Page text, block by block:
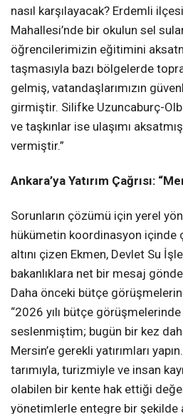
nasıl karşılayacak? Erdemli
Mahallesi’nde bir okulun sel
öğrencilerimizin eğitimini
taşmasıyla bazı bölgelerde
gelmiş, vatandaşlarımızın
girmiştir. Silifke Uzuncaburç-
ve taşkınlar ise ulaşımı
vermiştir.”
Ankara’ya Yatırım Çağrısı:
Sorunların çözümü için yerel
hükümetin koordinasyon içinde
altını çizen Ekmen, Devlet Su
bakanlıklara net bir mesaj
Daha önceki bütçe
“2026 yılı bütçe
seslenmiştim; bugün bir kez
Mersin’e gerekli yatırımları
tarımıyla, turizmiyle ve insan
olabilen bir kente hak ettiği
yönetimlerle entegre bir şekilde